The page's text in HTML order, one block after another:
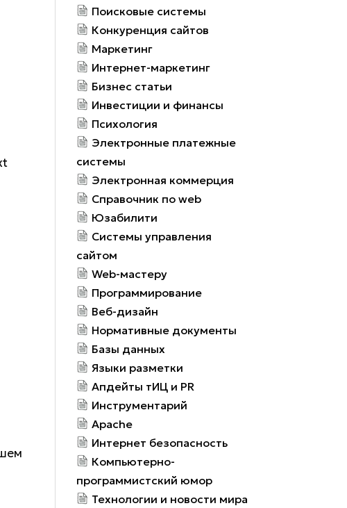
Поисковые системы
Конкуренция сайтов
Маркетинг
Интернет-маркетинг
Бизнес статьи
Инвестиции и финансы
Психология
Электронные платежные
системы
Электронная коммерция
Справочник по web
Юзабилити
Системы управления
сайтом
Web-мастеру
Программирование
Веб-дизайн
Нормативные документы
Базы данных
Языки разметки
Апдейты тИЦ и PR
Инструментарий
Apache
Интернет безопасность
Компьютерно-
программистский юмор
Технологии и новости мира